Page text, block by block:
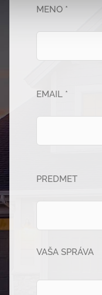
MENO *
EMAIL *
PREDMET
VAŠA SPRÁVA